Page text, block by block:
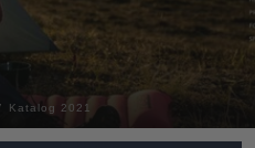
Katalog 2021